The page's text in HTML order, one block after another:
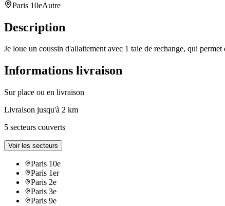
Paris 10eAutre
Description
Je loue un coussin d'allaitement avec 1 taie de rechange, qui
Informations livraison
Sur place ou en livraison
Livraison jusqu'à 2 km
5 secteurs couverts
Voir les secteurs
Paris 10e
Paris 1er
Paris 2e
Paris 3e
Paris 9e